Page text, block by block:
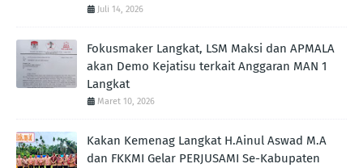
Juli 14, 2026
Fokusmaker Langkat, LSM Maksi dan APMALA
akan Demo Kejatisu terkait Anggaran MAN 1
Langkat
Maret 10, 2026
Kakan Kemenag Langkat H.Ainul Aswad M.A
dan FKKMI Gelar PERJUSAMI Se-Kabupaten